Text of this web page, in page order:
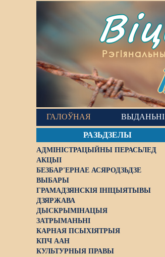
ГАЛОЎНАЯ ВЫДАНЬНІ
РАЗЬДЗЕЛЫ
АДМІНІСТРАЦЫЙНЫ ПЕРАСЬЛЕД
АКЦЫІ
БЕЗБАР'ЕРНАЕ АСЯРОДЗЬДЗЕ
ВЫБАРЫ
ГРАМАДЗЯНСКІЯ ІНІЦЫЯТЫВЫ
ДЗЯРЖАВА
ДЫСКРЫМІНАЦЫЯ
ЗАТРЫМАНЬНІ
КАРНАЯ ПСЫХІЯТРЫЯ
КПЧ ААН
КУЛЬТУРНЫЯ ПРАВЫ